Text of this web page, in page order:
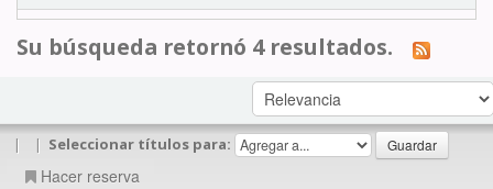
Su búsqueda retornó 4 resultados.
| | Seleccionar títulos para:
Hacer reserva